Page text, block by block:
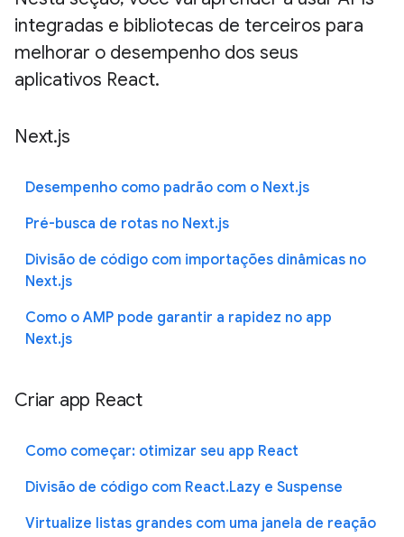
integradas e bibliotecas de terceiros para
melhorar o desempenho dos seus
aplicativos React.
Next.js
Desempenho como padrão com o Next.js
Pré-busca de rotas no Next.js
Divisão de código com importações dinâmicas no
Next.js
Como o AMP pode garantir a rapidez no app
Next.js
Criar app React
Como começar: otimizar seu app React
Divisão de código com React.Lazy e Suspense
Virtualize listas grandes com uma janela de reação